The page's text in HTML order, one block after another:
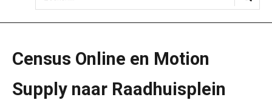
Census Online en Motion
Supply naar Raadhuisplein